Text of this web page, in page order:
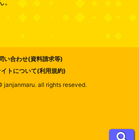
い合わせ(資料請求等)
イトについて(利用規約)
janjanmaru. all rights reseved.